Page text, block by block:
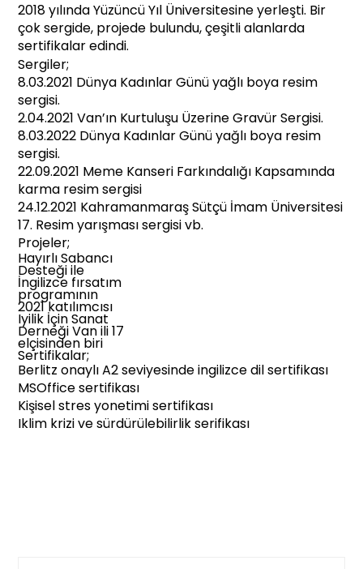
2018 yılında Yüzüncü Yıl Üniversitesine yerleşti. Bir
çok sergide, projede bulundu, çeşitli alanlarda
sertifikalar edindi.
Sergiler;
8.03.2021 Dünya Kadınlar Günü yağlı boya resim
sergisi.
2.04.2021 Van’ın Kurtuluşu Üzerine Gravür Sergisi.
8.03.2022 Dünya Kadınlar Günü yağlı boya resim
sergisi.
22.09.2021 Meme Kanseri Farkındalığı Kapsamında
karma resim sergisi
24.12.2021 Kahramanmaraş Sütçü İmam Üniversitesi
17. Resim yarışması sergisi vb.
Projeler;
Hayırlı Sabancı
Desteği ile
İngilizce fırsatım
programının
2021 katılımcısı
Iyilik İçin Sanat
Derneği Van ili 17
elçisinden biri
Sertifikalar;
Berlitz onaylı A2 seviyesinde ingilizce dil sertifikası
MSOffice sertifikası
Kişisel stres yonetimi sertifikası
Iklim krizi ve sürdürülebilirlik serifikası